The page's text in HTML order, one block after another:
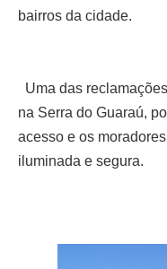
bairros da cidade.
Uma das
na Serra do Guaraú,
acesso e os
iluminada e segura.